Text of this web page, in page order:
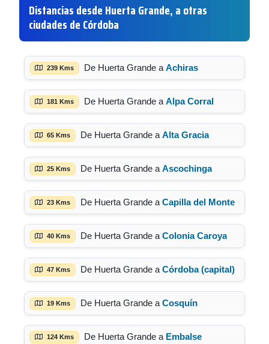
Distancias desde Huerta Grande, a otras
ciudades de Córdoba
239 Kms De Huerta Grande a Achiras
181 Kms De Huerta Grande a Alpa Corral
65 Kms De Huerta Grande a Alta Gracia
25 Kms De Huerta Grande a Ascochinga
23 Kms De Huerta Grande a Capilla del Monte
40 Kms De Huerta Grande a Colonia Caroya
47 Kms De Huerta Grande a Córdoba (capital)
19 Kms De Huerta Grande a Cosquín
124 Kms De Huerta Grande a Embalse